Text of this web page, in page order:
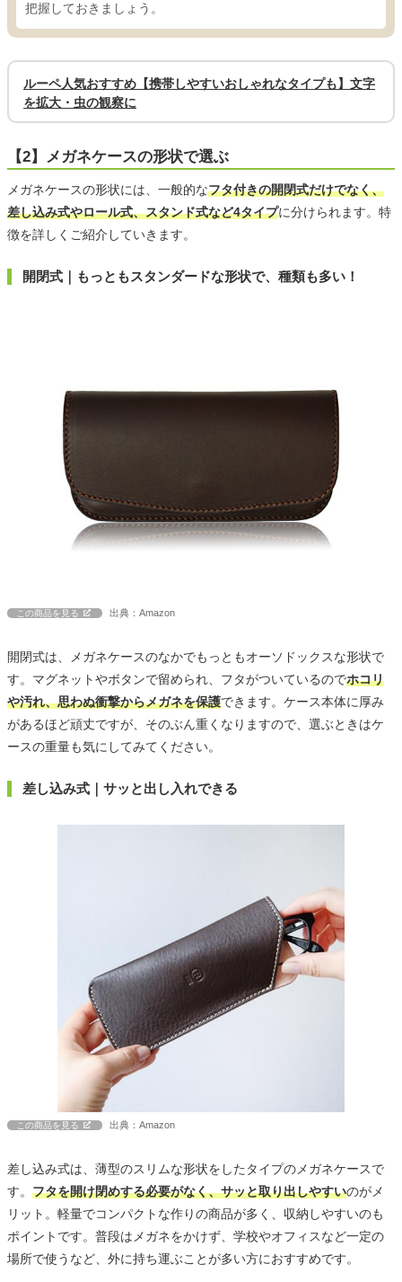
把握しておきましょう。
ルーペ人気おすすめ【携帯しやすいおしゃれなタイプも】文字
を拡大・虫の観察に
【2】メガネケースの形状で選ぶ
メガネケースの形状には、一般的なフタ付きの開閉式だけでなく、
差し込み式やロール式、スタンド式など4タイプに分けられます。特
徴を詳しくご紹介していきます。
開閉式｜もっともスタンダードな形状で、種類も多い！
この商品を見る 出典：Amazon
開閉式は、メガネケースのなかでもっともオーソドックスな形状で
す。マグネットやボタンで留められ、フタがついているのでホコリ
や汚れ、思わぬ衝撃からメガネを保護できます。ケース本体に厚み
があるほど頑丈ですが、そのぶん重くなりますので、選ぶときはケ
ースの重量も気にしてみてください。
差し込み式｜サッと出し入れできる
この商品を見る 出典：Amazon
差し込み式は、薄型のスリムな形状をしたタイプのメガネケースで
す。 フタを開け閉めする必要がなく、サッと取り出しやすいのがメ
リット。軽量でコンパクトな作りの商品が多く、収納しやすいのも
ポイントです。普段はメガネをかけず、学校やオフィスなど一定の
場所で使うなど、外に持ち運ぶことが多い方におすすめです。